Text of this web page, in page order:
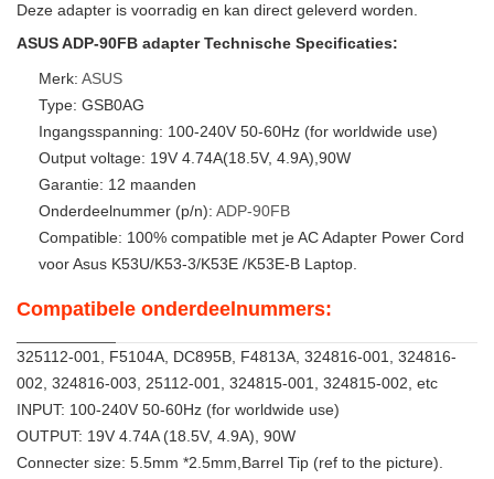
Deze adapter is voorradig en kan direct geleverd worden.
ASUS ADP-90FB adapter Technische Specificaties:
Merk: ASUS
Type: GSB0AG
Ingangsspanning: 100-240V 50-60Hz (for worldwide use)
Output voltage: 19V 4.74A(18.5V, 4.9A),90W
Garantie: 12 maanden
Onderdeelnummer (p/n): ADP-90FB
Compatible: 100% compatible met je AC Adapter Power Cord
voor Asus K53U/K53-3/K53E /K53E-B Laptop.
Compatibele onderdeelnummers:
325112-001, F5104A, DC895B, F4813A, 324816-001, 324816-
002, 324816-003, 25112-001, 324815-001, 324815-002, etc
INPUT: 100-240V 50-60Hz (for worldwide use)
OUTPUT: 19V 4.74A (18.5V, 4.9A), 90W
Connecter size: 5.5mm *2.5mm,Barrel Tip (ref to the picture).